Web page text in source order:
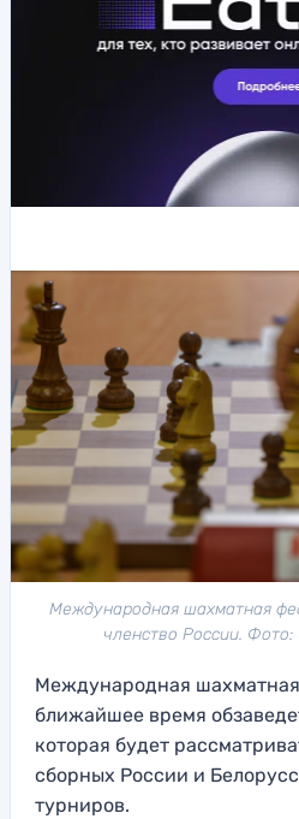
Международная шахматная
членство России. Фото:
Международная
ближайшее время
которая будет
сборных России и
турниров.